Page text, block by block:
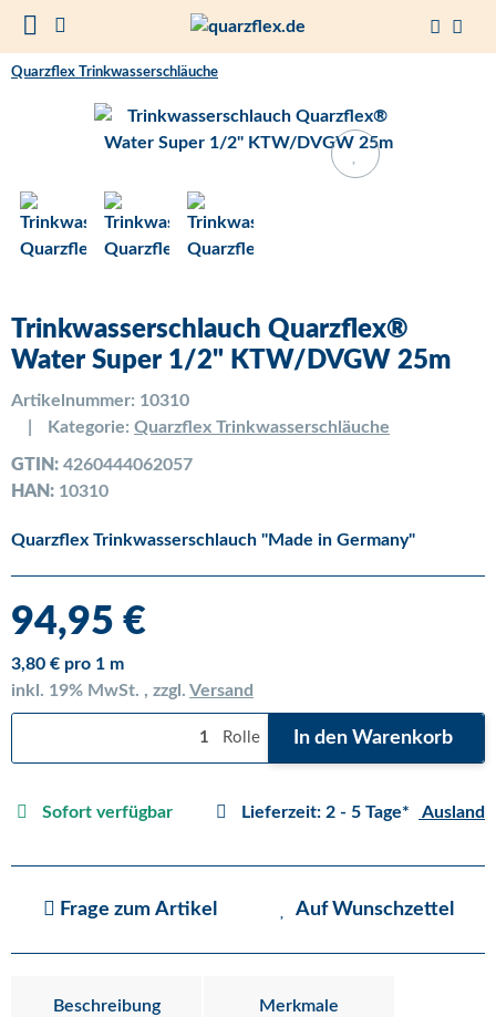
Quarzflex Trinkwasserschläuche
Trinkwasserschlauch Quarzflex®
Water Super 1/2" KTW/DVGW 25m
Artikelnummer: 10310
Kategorie: Quarzflex Trinkwasserschläuche
GTIN: 4260444062057
HAN: 10310
Quarzflex Trinkwasserschlauch "Made in Germany"
94,95 €
3,80 € pro 1 m
inkl. 19% MwSt. , zzgl. Versand
Rolle In den Warenkorb
Sofort verfügbar Lieferzeit: 2 - 5 Tage* Ausland
Frage zum Artikel Auf Wunschzettel
Beschreibung Merkmale